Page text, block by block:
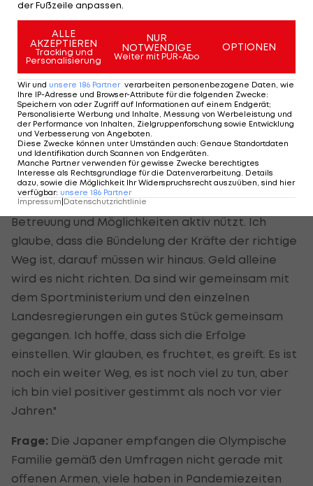
Frage:Nach zuletzt keiner Medaille in London und
einer in Rio sprachen Sie nun davon, dass drei
Medaillen ein Erfolg wären. Hat unter anderem die
Zentralisierung der Bundessportförderung dazu
beigetragen, dass man doch in einigen
Sportarten Medaillenchancen hat?
Stoss:"Wir glauben das schon. Auch aufgrund des
Feedbacks der Athleten, weil der Großteil auch
immer wieder in den Olympiazentren trainiert
und diese Möglichkeiten der umfassenden
Betreuung und Möglichkeiten aktiv nützt. Ich
glaube, dass die Bündelung der Kräfte der richtige
Weg ist, darauf müssen wir hinaus. Geld alleine
wird es nicht richten. Da sind wir gemeinsam mit
dem Sportministerium und den einzelnen
Landesregierungen ein gutes Stück gemeinsam
gegangen. Ich hoffe, dass sich die Erfolge
einstellen. Wir glauben, es fruchtet, es greift. Es ist
noch ein weiter Weg, es ist noch viel zu tun, aber
ich bin viel positiver gestimmt als noch vor vier
Jahren."
Frage: Die Japaner empfangen die Olympische
Familie gemäß den Umfragen nicht gerade mit
offenen Armen, viele haben in Pandemiezeiten
der Fußzeile anpassen.
ALLE
AKZEPTIEREN
Tracking und
Personalisierung
NUR
NOTWENDIGE
Weiter mit PUR-Abo
OPTIONEN
Wir und unsere 186 Partner verarbeiten personenbezogene Daten, wie
Ihre IP-Adresse und Browser-Attribute für die folgenden Zwecke:
Speichern von oder Zugriff auf Informationen auf einem Endgerät;
Personalisierte Werbung und Inhalte, Messung von Werbeleistung und
der Performance von Inhalten, Zielgruppenforschung sowie Entwicklung
und Verbesserung von Angeboten
Diese Zwecke können unter Umständen auch: Genaue Standortdaten
und Identifikation durch Scannen von Endgeräten
Manche Partner verwenden für gewisse Zwecke berechtigtes
Interesse als Rechtsgrundlage für die Datenverarbeitung. Details
dazu, sowie die Möglichkeit Ihr Widerspruchsrecht auszuüben, sind hier
verfügbar: unsere 186 Partner
Impressum|Datenschutzrichtlinie